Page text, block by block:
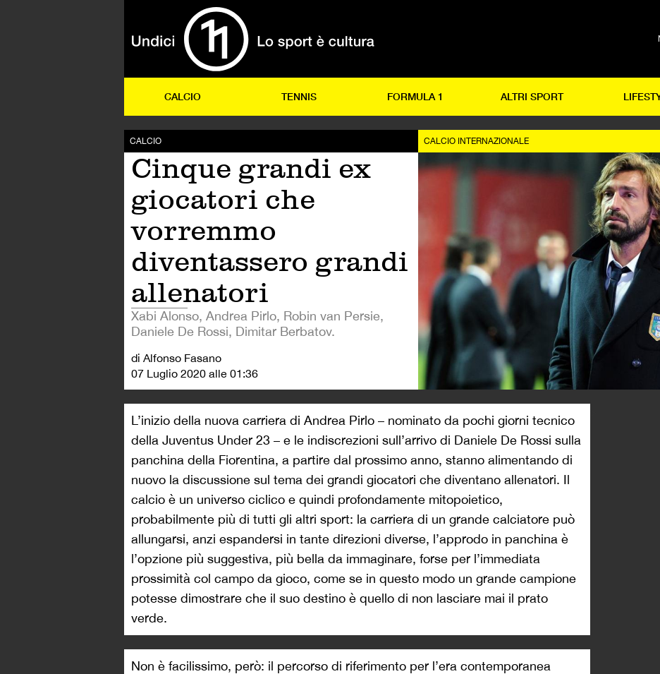
CALCIO TENNIS FORMULA 1 ALTRI SPORT
CALCIO
Cinque grandi ex
giocatori che
vorremmo
diventassero grandi
allenatori
Xabi Alonso, Andrea Pirlo, Robin van Persie,
Daniele De Rossi, Dimitar Berbatov.
di Alfonso Fasano
07 Luglio 2020 alle 01:36
CALCIO INTERNAZIONALE
L’inizio della nuova carriera di Andrea Pirlo – nominato da pochi giorni tecnico
della Juventus Under 23 – e le indiscrezioni sull’arrivo di Daniele De Rossi sulla
panchina della Fiorentina, a partire dal prossimo anno, stanno alimentando di
nuovo la discussione sul tema dei grandi giocatori che diventano allenatori. Il
calcio è un universo ciclico e quindi profondamente mitopoietico,
probabilmente più di tutti gli altri sport: la carriera di un grande calciatore può
allungarsi, anzi espandersi in tante direzioni diverse, l’approdo in panchina è
l’opzione più suggestiva, più bella da immaginare, forse per l’immediata
prossimità col campo da gioco, come se in questo modo un grande campione
potesse dimostrare che il suo destino è quello di non lasciare mai il prato
verde.
Non è facilissimo, però: il percorso di riferimento per l’era contemporanea